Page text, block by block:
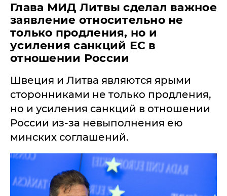
​Глава МИД Литвы сделал важное
заявление относительно не
только продления, но и
усиления санкций ЕС в
отношении России
Швеция и Литва являются ярыми
сторонниками не только продления,
но и усиления санкций в отношении
России из-за невыполнения ею
минских соглашений.